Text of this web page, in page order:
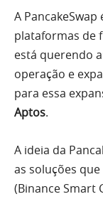
A
plataformas de
está querendo
operação e
para essa
Aptos.
A ideia da
as soluções
(Binance Smart